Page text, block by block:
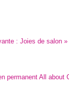
: Joies de salon »
permanentAll about